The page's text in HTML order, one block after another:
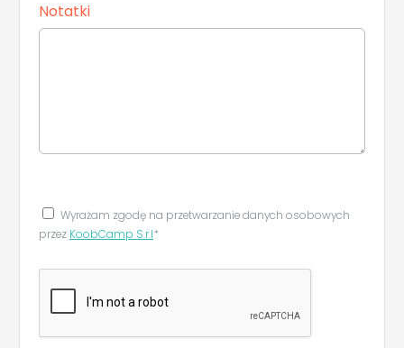
Notatki
Wyrażam zgodę na przetwarzanie danych osobowych
przez KoobCamp S.r.l*